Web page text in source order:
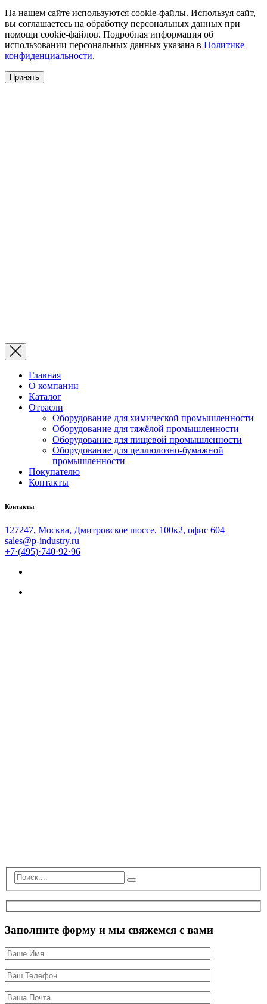
На нашем сайте используются cookie-файлы. Используя сайт,
вы соглашаетесь на обработку персональных данных при
помощи cookie-файлов. Подробная информация об
использовании персональных данных указана в Политике
конфиденциальности.
Принять
Главная
О компании
Каталог
Отрасли
Оборудование для химической промышленности
Оборудование для тяжёлой промышленности
Оборудование для пищевой промышленности
Оборудование для целлюлозно-бумажной
промышленности
Покупателю
Контакты
Контакты
127247, Москва, Дмитровское шоссе, 100к2, офис 604
sales@p-industry.ru
+7·(495)·740·92·96
Заполните форму и мы свяжемся с вами